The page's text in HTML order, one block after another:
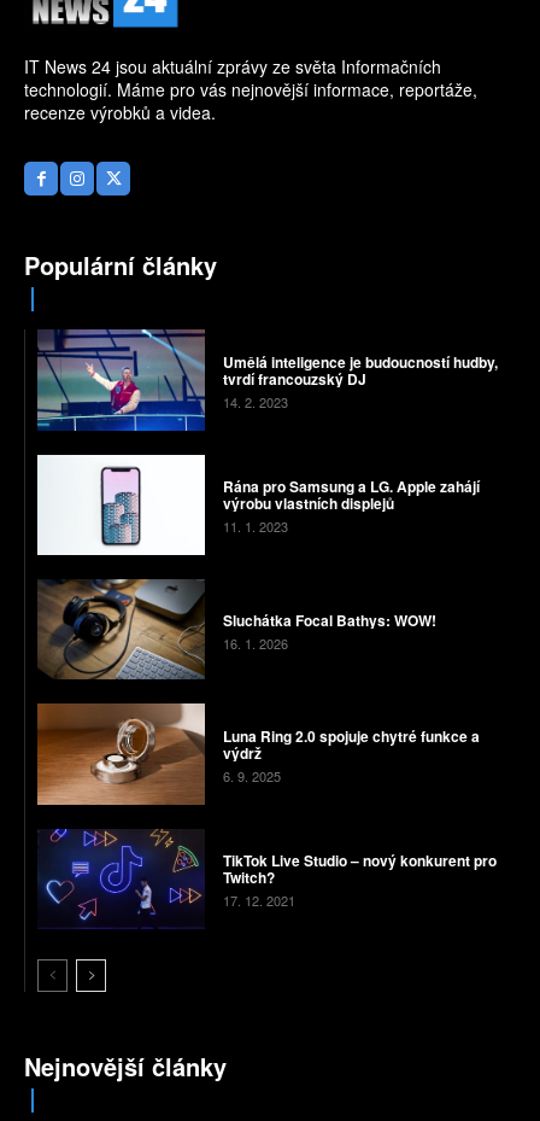
IT News 24 jsou aktuální zprávy ze světa Informačních
technologií. Máme pro vás nejnovější informace, reportáže,
recenze výrobků a videa.
Populární články
Umělá inteligence je budoucností hudby,
tvrdí francouzský DJ
14. 2. 2023
Rána pro Samsung a LG. Apple zahájí
výrobu vlastních displejů
11. 1. 2023
Sluchátka Focal Bathys: WOW!
16. 1. 2026
Luna Ring 2.0 spojuje chytré funkce a
výdrž
6. 9. 2025
TikTok Live Studio – nový konkurent pro
Twitch?
17. 12. 2021
Nejnovější články